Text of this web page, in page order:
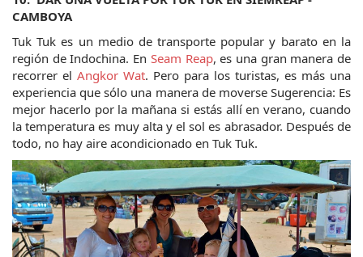
CAMBOYA
Tuk Tuk es un medio de transporte popular y barato en la
región de Indochina. En Seam Reap, es una gran manera de
recorrer el Angkor Wat. Pero para los turistas, es más una
experiencia que sólo una manera de moverse Sugerencia: Es
mejor hacerlo por la mañana si estás allí en verano, cuando
la temperatura es muy alta y el sol es abrasador. Después de
todo, no hay aire acondicionado en Tuk Tuk.